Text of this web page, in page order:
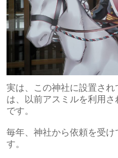
実は、この神社に設置さ
は、以前アスミルを利用
です。
毎年、神社から依頼を受
す。